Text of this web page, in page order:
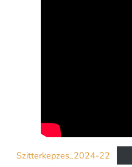
Szitterkepzes_2024-22